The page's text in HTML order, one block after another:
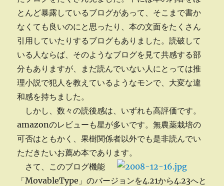
とんど暴露しているブログがあって、そこまで書か
なくても良いのにと思ったり、本の文面をたくさん
引用していたりするブログもありました。読破して
いる人ならば、そのようなブログを見て共感する部
分もありますが、まだ読んでいない人にとっては推
理小説で犯人を教えているようなモンで、大変な違
和感を持ちました。
しかし、数々の読後感は、いずれも高評価です。
amazonのレビューも星が多いです。無農薬栽培の
可否はともかく、果樹関係者以外でも是非読んでい
ただきたいお薦め本であります。
さて、このブログ機能
「MovableType」のバージョンを4.21から4.23へと